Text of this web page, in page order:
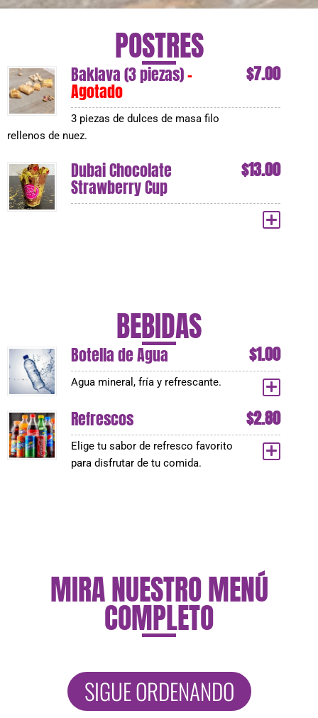
POSTRES
Baklava (3 piezas)-
Agotado
$7.00
3 piezas de dulces de masa filo
rellenos de nuez.
Dubai Chocolate
Strawberry Cup
$13.00
BEBIDAS
Botella de Agua $1.00
Agua mineral, fría y refrescante.
Refrescos $2.80
Elige tu sabor de refresco favorito
para disfrutar de tu comida.
MIRA NUESTRO MENÚ
COMPLETO
SIGUE ORDENANDO